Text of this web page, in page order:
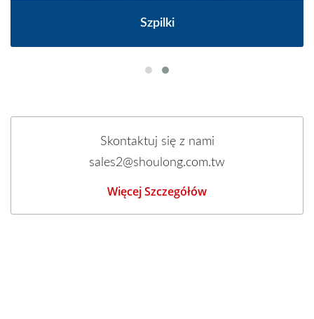
Szpilki
Skontaktuj się z nami
sales2@shoulong.com.tw
Więcej Szczegółów